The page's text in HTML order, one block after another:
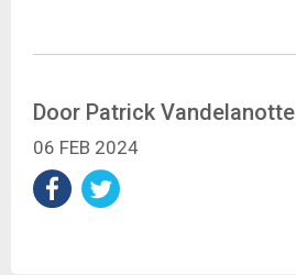
Door Patrick Vandelanotte
06 FEB 2024